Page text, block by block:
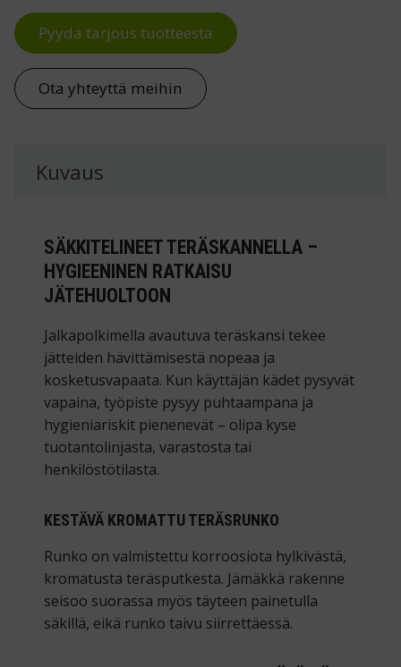
Pyydä tarjous tuotteesta
Ota yhteyttä meihin
Kuvaus
SÄKKITELINEET TERÄSKANNELLA –
HYGIEENINEN RATKAISU
JÄTEHUOLTOON
Jalkapolkimella avautuva teräskansi tekee
jätteiden hävittämisestä nopeaa ja
kosketusvapaata. Kun käyttäjän kädet pysyvät
vapaina, työpiste pysyy puhtaampana ja
hygieniariskit pienenevät – olipa kyse
tuotantolinjasta, varastosta tai
henkilöstötilasta.
KESTÄVÄ KROMATTU TERÄSRUNKO
Runko on valmistettu korroosiota hylkivästä,
kromatusta teräsputkesta. Jämäkkä rakenne
seisoo suorassa myös täyteen painetulla
säkillä, eikä runko taivu siirrettäessä.